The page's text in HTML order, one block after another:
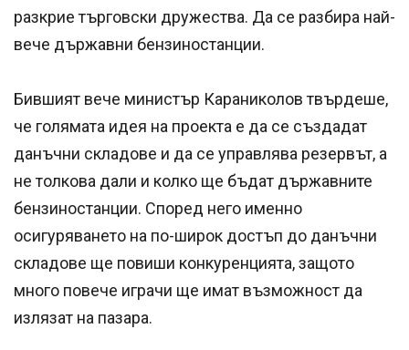
разкрие търговски дружества. Да се разбира най-
вече държавни бензиностанции.
Бившият вече министър Караниколов твърдеше,
че голямата идея на проекта е да се създадат
данъчни складове и да се управлява резервът, а
не толкова дали и колко ще бъдат държавните
бензиностанции. Според него именно
осигуряването на по-широк достъп до данъчни
складове ще повиши конкуренцията, защото
много повече играчи ще имат възможност да
излязат на пазара.